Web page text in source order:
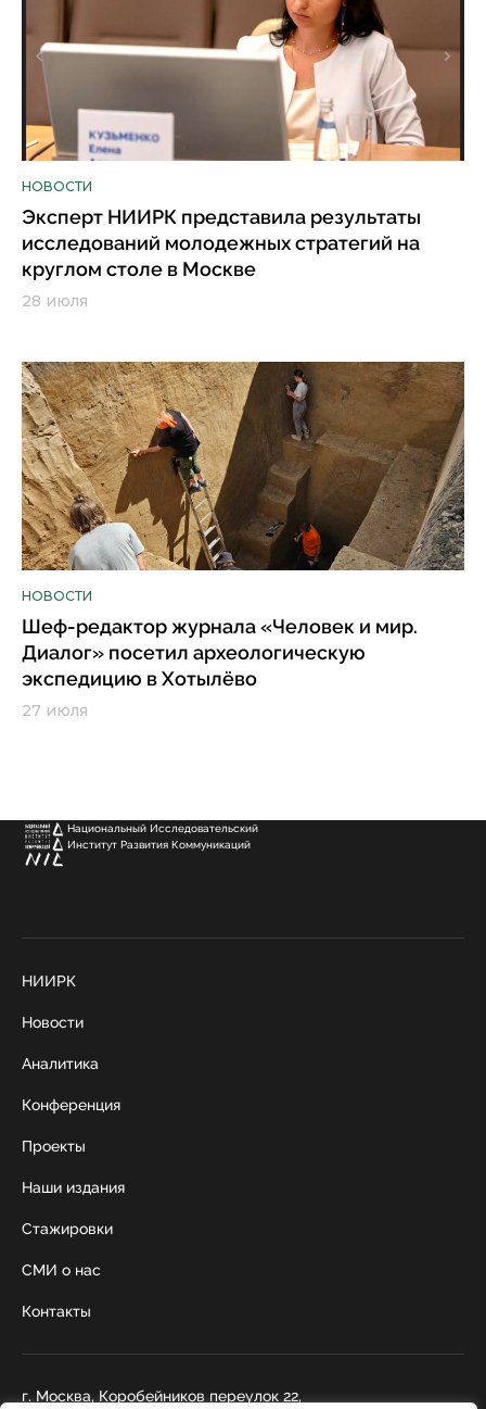
НОВОСТИ
Эксперт НИИРК представила результаты
исследований молодежных стратегий на
круглом столе в Москве
28 июля
НОВОСТИ
Шеф-редактор журнала «Человек и мир.
Диалог» посетил археологическую
экспедицию в Хотылёво
27 июля
Национальный Исследовательский
Институт Развития Коммуникаций
НИИРК
Новости
Аналитика
Конференция
Проекты
Наши издания
Стажировки
СМИ о нас
Контакты
г. Москва, Коробейников переулок 22,